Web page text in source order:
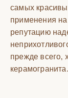
самых
применения
репутацию
прежде всего,
керамогранита.